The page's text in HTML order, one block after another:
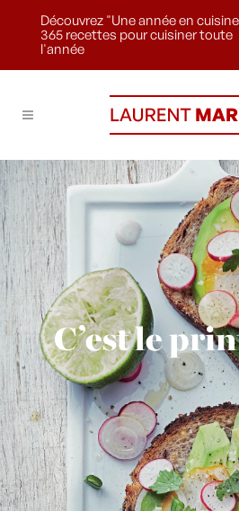
Découvrez "Une année en
365 recettes pour cuisiner toute
l'année
C’est le